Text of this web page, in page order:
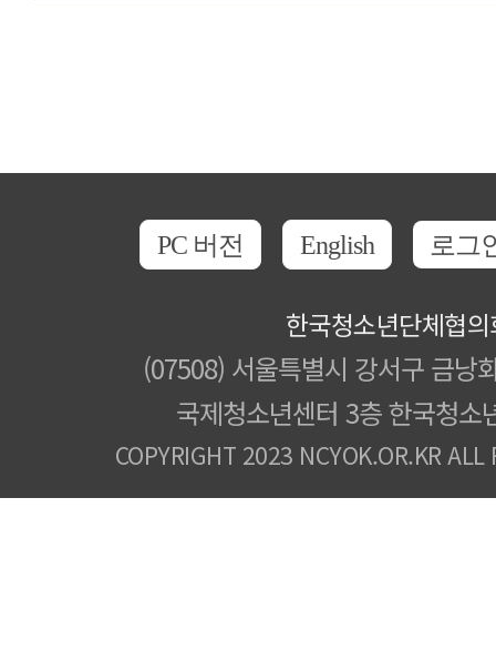
PC 버전 English 로그
한국청소년단체협
(07508) 서울특별시 강서구 금낭
국제청소년센터 3층 한국청소
COPYRIGHT 2023 NCYOK.OR.KR ALL